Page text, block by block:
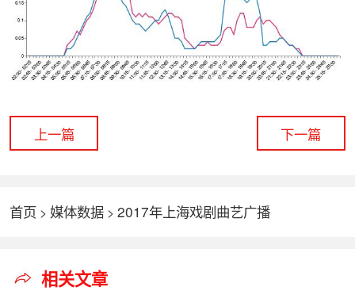
上一篇 下一篇
首页 > 媒体数据 >2017年上海戏剧曲艺广播
相关文章